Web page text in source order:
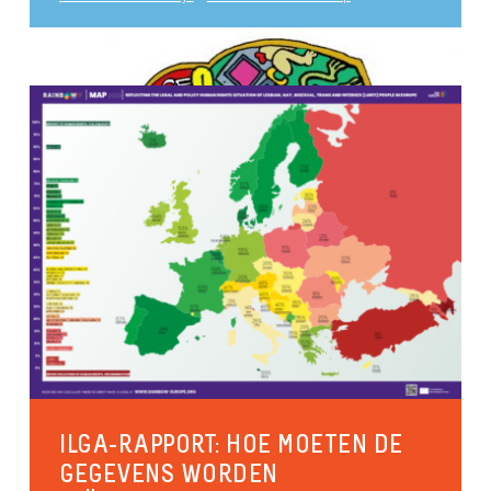
Antidiscriminatie
Seksuele diversiteit
Inclusieve organisaties
ILGA-RAPPORT: HOE MOETEN DE
GEGEVENS WORDEN